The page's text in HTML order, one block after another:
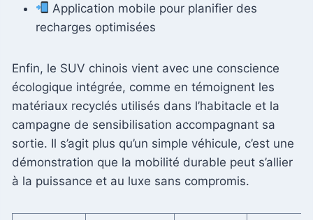
Application mobile pour planifier des
recharges optimisées
Enfin, le SUV chinois vient avec une conscience
écologique intégrée, comme en témoignent les
matériaux recyclés utilisés dans l’habitacle et la
campagne de sensibilisation accompagnant sa
sortie. Il s’agit plus qu’un simple véhicule, c’est une
démonstration que la mobilité durable peut s’allier
à la puissance et au luxe sans compromis.